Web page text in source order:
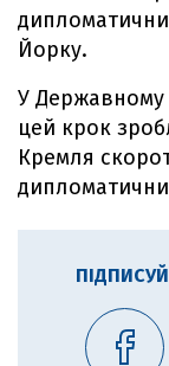
Йорку.
У Державному
цей крок
Кремля